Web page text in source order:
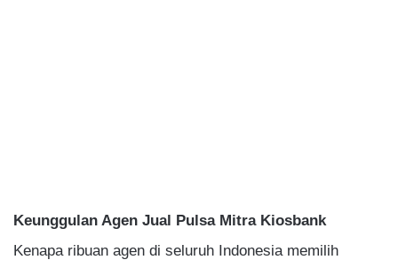
Keunggulan Agen Jual Pulsa Mitra Kiosbank
Kenapa ribuan agen di seluruh Indonesia memilih